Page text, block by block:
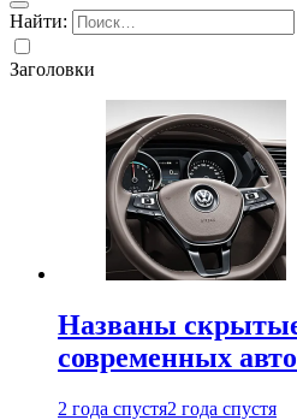
Найти:
Заголовки
Названы
современных
2 года спустя2 года спустя